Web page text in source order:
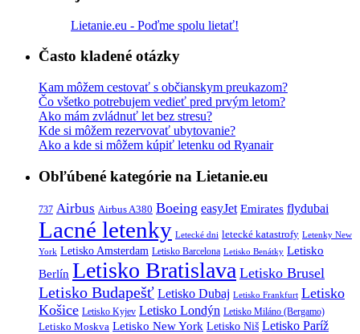
Lietanie.eu - Poďme spolu lietať!
Často kladené otázky
Kam môžem cestovať s občianskym preukazom?
Čo všetko potrebujem vedieť pred prvým letom?
Ako mám zvládnuť let bez stresu?
Kde si môžem rezervovať ubytovanie?
Ako a kde si môžem kúpiť letenku od Ryanair
Obľúbené kategórie na Lietanie.eu
737 Airbus Airbus A380 Boeing easyJet Emirates flydubai
Lacné letenky Letecké dni letecké katastrofy Letenky New
York Letisko Amsterdam Letisko Barcelona Letisko Benátky Letisko
Berlín Letisko Bratislava Letisko Brusel
Letisko Budapešť Letisko Dubaj Letisko Frankfurt Letisko
Košice Letisko Kyjev Letisko Londýn Letisko Miláno (Bergamo)
Letisko Moskva Letisko New York Letisko Niš Letisko Paríž